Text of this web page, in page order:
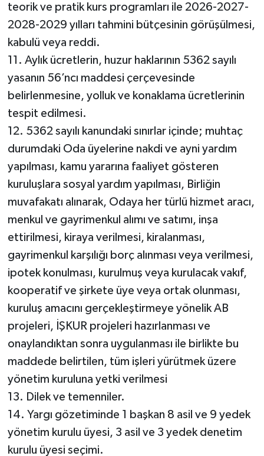
teorik ve pratik kurs programları ile 2026-2027-
2028-2029 yılları tahmini bütçesinin görüşülmesi,
kabulü veya reddi.
11. Aylık ücretlerin, huzur haklarının 5362 sayılı
yasanın 56’ncı maddesi çerçevesinde
belirlenmesine, yolluk ve konaklama ücretlerinin
tespit edilmesi.
12. 5362 sayılı kanundaki sınırlar içinde; muhtaç
durumdaki Oda üyelerine nakdi ve ayni yardım
yapılması, kamu yararına faaliyet gösteren
kuruluşlara sosyal yardım yapılması, Birliğin
muvafakatı alınarak, Odaya her türlü hizmet aracı,
menkul ve gayrimenkul alımı ve satımı, inşa
ettirilmesi, kiraya verilmesi, kiralanması,
gayrimenkul karşılığı borç alınması veya verilmesi,
ipotek konulması, kurulmuş veya kurulacak vakıf,
kooperatif ve şirkete üye veya ortak olunması,
kuruluş amacını gerçekleştirmeye yönelik AB
projeleri, İŞKUR projeleri hazırlanması ve
onaylandıktan sonra uygulanması ile birlikte bu
maddede belirtilen, tüm işleri yürütmek üzere
yönetim kuruluna yetki verilmesi
13. Dilek ve temenniler.
14. Yargı gözetiminde 1 başkan 8 asil ve 9 yedek
yönetim kurulu üyesi, 3 asil ve 3 yedek denetim
kurulu üyesi seçimi.